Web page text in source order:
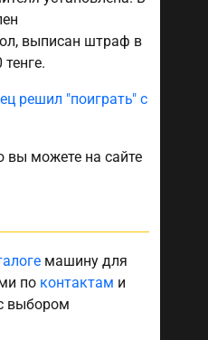
выписан штраф в
решил "поиграть" с
вы можете на сайте
машину для
по контактам и
выбором